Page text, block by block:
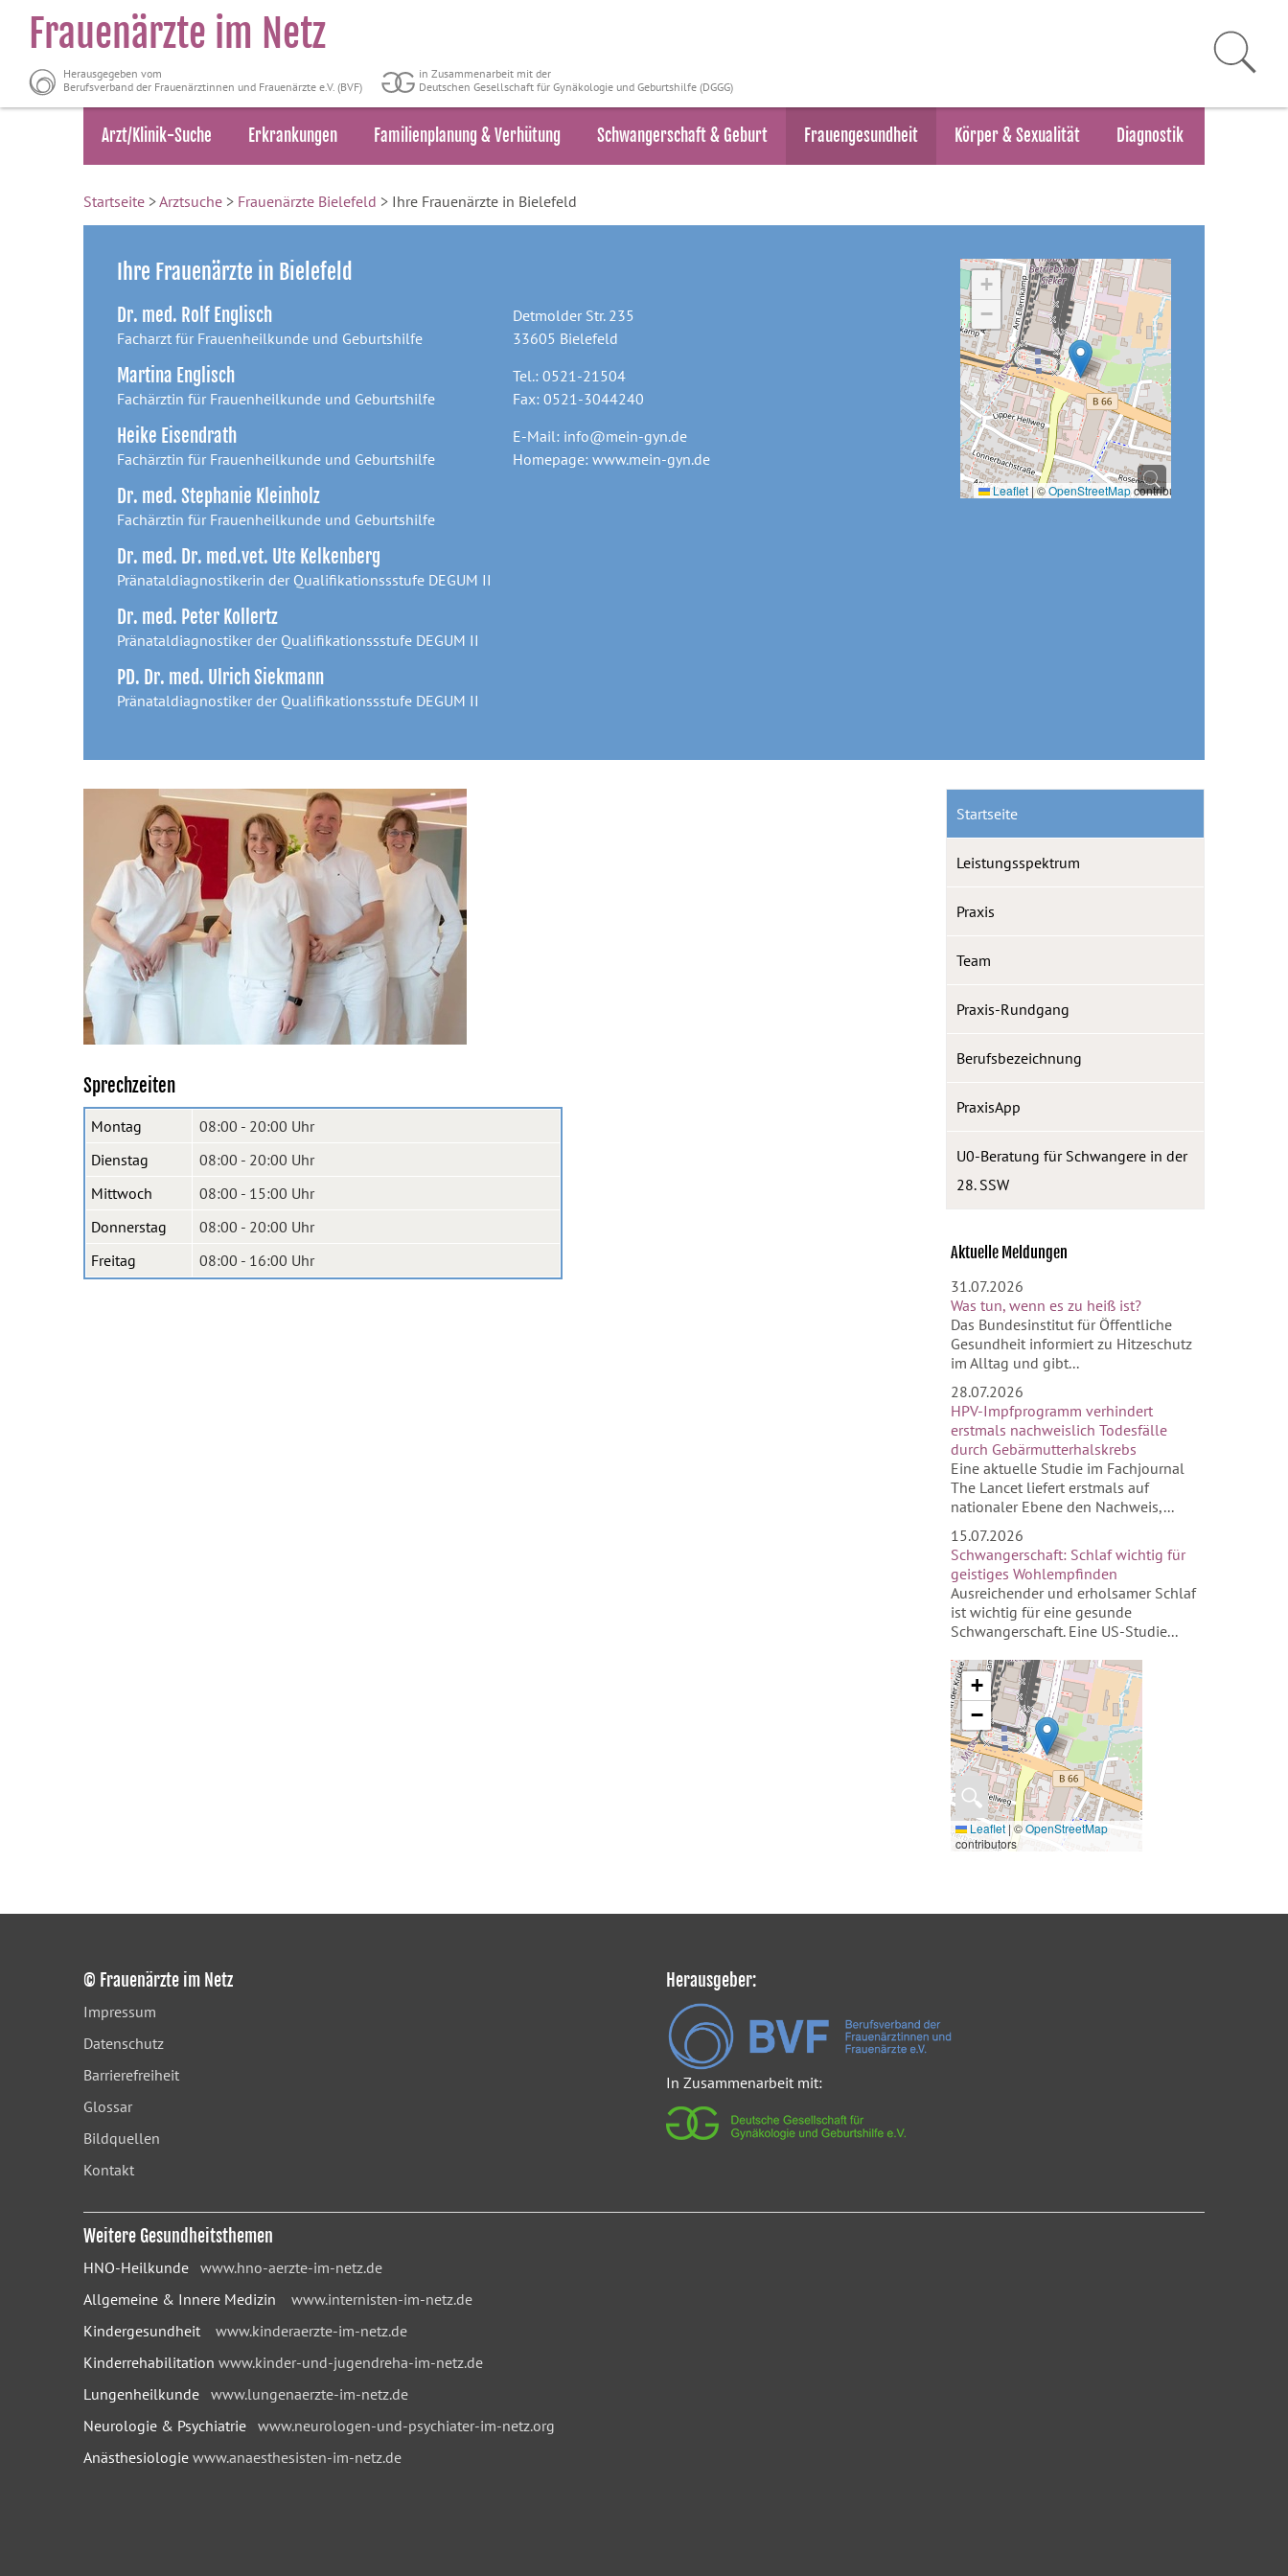
Frauenärzte im Netz
Herausgegeben vom
Berufsverband der Frauenärztinnen und Frauenärzte e.V. (BVF)
in Zusammenarbeit mit der
Deutschen Gesellschaft für Gynäkologie und Geburtshilfe (DGGG)
Arzt/Klinik-Suche Erkrankungen Familienplanung & Verhütung Schwangerschaft & Geburt Frauengesundheit Körper & Sexualität Diagnostik
Startseite >Arztsuche > Frauenärzte Bielefeld > Ihre Frauenärzte in Bielefeld
Ihre Frauenärzte in Bielefeld
Dr. med. Rolf Englisch
Facharzt für Frauenheilkunde und Geburtshilfe
Martina Englisch
Fachärztin für Frauenheilkunde und Geburtshilfe
Heike Eisendrath
Fachärztin für Frauenheilkunde und Geburtshilfe
Dr. med. Stephanie Kleinholz
Fachärztin für Frauenheilkunde und Geburtshilfe
Dr. med. Dr. med.vet. Ute Kelkenberg
Pränataldiagnostikerin der Qualifikationssstufe DEGUM II
Dr. med. Peter Kollertz
Pränataldiagnostiker der Qualifikationssstufe DEGUM II
PD. Dr. med. Ulrich Siekmann
Pränataldiagnostiker der Qualifikationssstufe DEGUM II
Detmolder Str. 235
33605 Bielefeld
Tel.: 0521-21504
Fax: 0521-3044240
E-Mail: info@mein-gyn.de
Homepage: www.mein-gyn.de
+
−
Leaflet |©OpenStreetMapcontributors
Sprechzeiten
Montag
08:00 - 20:00 Uhr
Dienstag
08:00 - 20:00 Uhr
Mittwoch
08:00 - 15:00 Uhr
Donnerstag
08:00 - 20:00 Uhr
Freitag
08:00 - 16:00 Uhr
Startseite
Leistungsspektrum
Praxis
Team
Praxis-Rundgang
Berufsbezeichnung
PraxisApp
U0-Beratung für Schwangere in der
28. SSW
Aktuelle Meldungen
31.07.2026
Was tun, wenn es zu heiß ist?
Das Bundesinstitut für Öffentliche
Gesundheit informiert zu Hitzeschutz
im Alltag und gibt...
28.07.2026
HPV-Impfprogramm verhindert
erstmals nachweislich Todesfälle
durch Gebärmutterhalskrebs
Eine aktuelle Studie im Fachjournal
The Lancet liefert erstmals auf
nationaler Ebene den Nachweis,...
15.07.2026
Schwangerschaft: Schlaf wichtig für
geistiges Wohlempfinden
Ausreichender und erholsamer Schlaf
ist wichtig für eine gesunde
Schwangerschaft. Eine US-Studie...
🔍
+
−
Leaflet |©OpenStreetMap
contributors
© Frauenärzte im Netz
Impressum
Datenschutz
Barrierefreiheit
Glossar
Bildquellen
Kontakt
Herausgeber:
In Zusammenarbeit mit:
Weitere Gesundheitsthemen
HNO-Heilkunde www.hno-aerzte-im-netz.de
Allgemeine & Innere Medizin www.internisten-im-netz.de
Kindergesundheit www.kinderaerzte-im-netz.de
Kinderrehabilitation www.kinder-und-jugendreha-im-netz.de
Lungenheilkunde www.lungenaerzte-im-netz.de
Neurologie & Psychiatrie www.neurologen-und-psychiater-im-netz.org
Anästhesiologie www.anaesthesisten-im-netz.de